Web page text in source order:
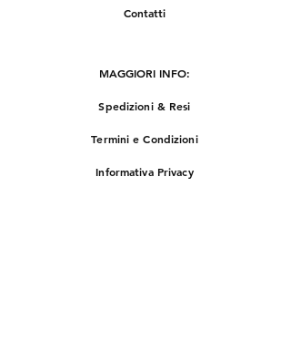
Contatti
MAGGIORI INFO:
Spedizioni & Resi
Termini e Condizioni
Informativa Privacy